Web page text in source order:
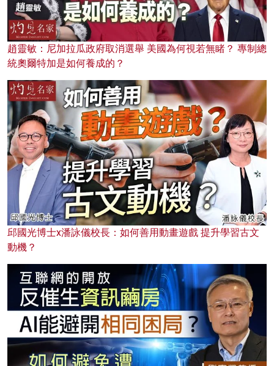
趙靈敏：尼加拉瓜政府取消選舉 美國為何視若無睹？ 專制總
統奧爾特加是如何養成的？
邱國光博士x潘詠儀校長：如何善用動畫遊戲 提升學習古文
動機？